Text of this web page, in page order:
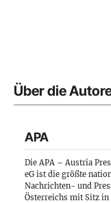
Über die
APA
Die APA – Austria
eG ist die größte
Nachrichten- und
Österreichs mit Sitz in